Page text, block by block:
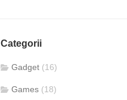
Categorii
Gadget (16)
Games (18)